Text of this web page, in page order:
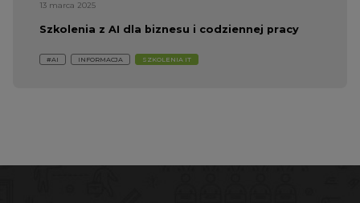
13 marca 2025
Szkolenia z AI dla biznesu i codziennej pracy
#AI INFORMACJA SZKOLENIA IT